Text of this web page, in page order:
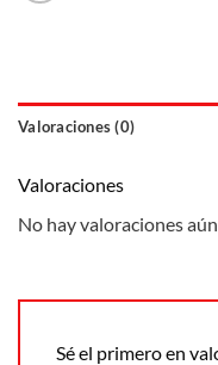
Valoraciones (0)
Valoraciones
No hay valoraciones
Sé el primero en